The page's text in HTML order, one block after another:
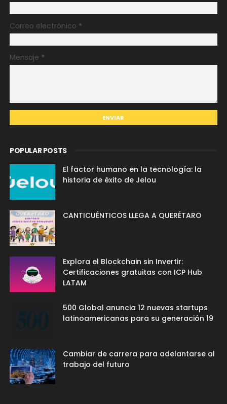
Correo electrónico *
Mensaje *
POPULAR POSTS
El factor humano en la tecnología: la
historia de éxito de Jelou
CANTICUÉNTICOS LLEGA A QUERÉTARO
Explora el Blockchain sin Invertir:
Certificaciones gratuitas con ICP Hub
LATAM
500 Global anuncia 12 nuevas startups
latinoamericanas para su generación 19
Cambiar de carrera para adelantarse al
trabajo del futuro